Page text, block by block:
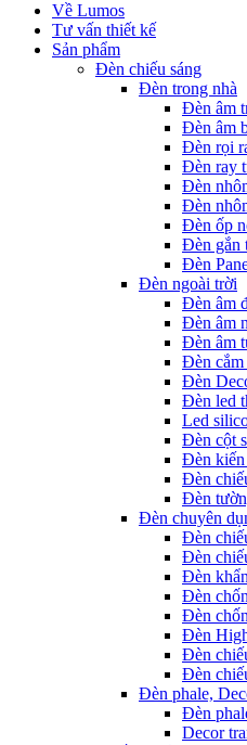
Về Lumos
Tư vấn thiết kế
Sản phẩm
Đèn chiếu sáng
Đèn trong nhà
Đèn âm
Đèn âm
Đèn rọi
Đèn ray
Đèn
Đèn
Đèn ốp
Đèn gắn
Đèn
Đèn ngoài trời
Đèn âm
Đèn âm
Đèn âm
Đèn cắm
Đèn
Đèn led
Led
Đèn cột
Đèn kiến
Đèn
Đèn
Đèn chuyên
Đèn
Đèn
Đèn
Đèn
Đèn
Đèn
Đèn
Đèn
Đèn phale,
Đèn
Decor